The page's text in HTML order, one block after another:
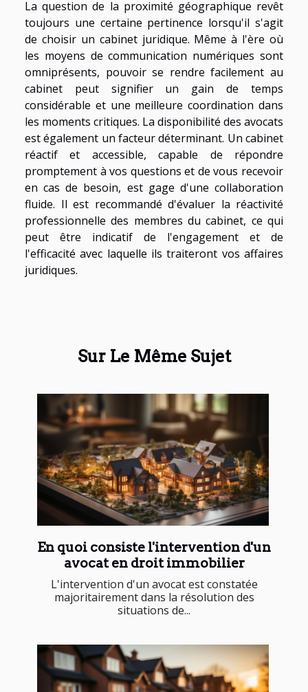
La question de la proximité géographique revêt
toujours une certaine pertinence lorsqu'il s'agit
de choisir un cabinet juridique. Même à l'ère où
les moyens de communication numériques sont
omniprésents, pouvoir se rendre facilement au
cabinet peut signifier un gain de temps
considérable et une meilleure coordination dans
les moments critiques. La disponibilité des avocats
est également un facteur déterminant. Un cabinet
réactif et accessible, capable de répondre
promptement à vos questions et de vous recevoir
en cas de besoin, est gage d'une collaboration
fluide. Il est recommandé d'évaluer la réactivité
professionnelle des membres du cabinet, ce qui
peut être indicatif de l'engagement et de
l'efficacité avec laquelle ils traiteront vos affaires
juridiques.
Sur Le Même Sujet
En quoi consiste l'intervention d'un
avocat en droit immobilier
L'intervention d'un avocat est constatée
majoritairement dans la résolution des
situations de...